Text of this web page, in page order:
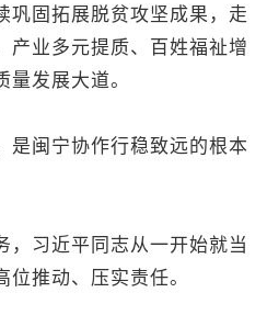
巩固拓展脱贫攻坚成果，走
产业多元提质、百姓福祉增
发展大道。
闽宁协作行稳致远的根本
习近平同志从一开始就当
推动、压实责任。